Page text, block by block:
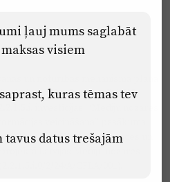
un noturības mehānisma plāna
virziena “Uzņēmumu digitālā
investīcijas “Mediju nozares
veicināšana” pasākuma
digitālās kompetences un
Latvijas Mediju nozares
2/24/A/CFLA/001).
ļauj mums saglabāt
visiem
kuras tēmas tev
tavus datus trešajām